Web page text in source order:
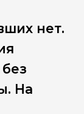
нет.
На